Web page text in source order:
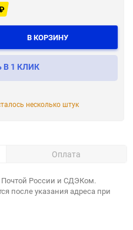
В КОРЗИНУ
В 1 КЛИК
несколько штук
Оплата
Почтой России и СДЭКом.
после указания адреса при